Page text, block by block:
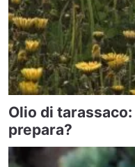
Olio di
prepara?